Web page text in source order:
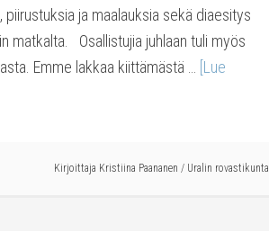
piirustuksia ja maalauksia sekä diaesitys
matkalta. Osallistujia juhlaan tuli myös
Emme lakkaa kiittämästä …
[Lue
Kirjoittaja Kristiina Paananen / Uralin rovastikunta